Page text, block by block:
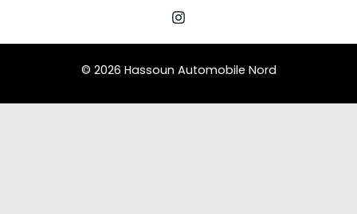
© 2026 Hassoun Automobile Nord